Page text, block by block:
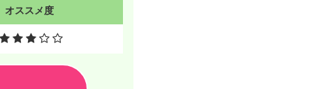
オススメ度